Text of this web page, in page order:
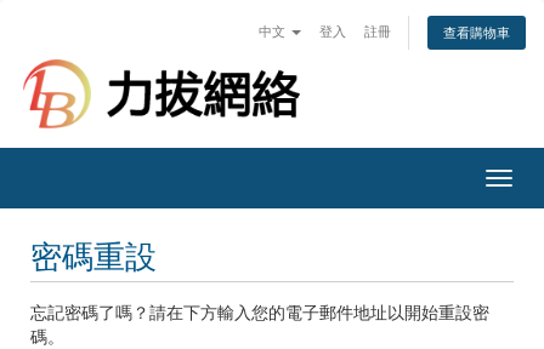
中文 登入 註冊 查看購物車
密碼重設
忘記密碼了嗎？請在下方輸入您的電子郵件地址以開始重設密
碼。